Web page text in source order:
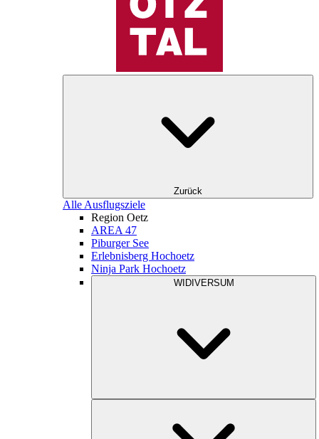
Zurück
Alle Ausflugsziele
Region Oetz
AREA 47
Piburger See
Erlebnisberg Hochoetz
Ninja Park Hochoetz
WIDIVERSUM